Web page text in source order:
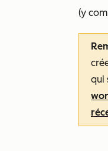
(y
qui